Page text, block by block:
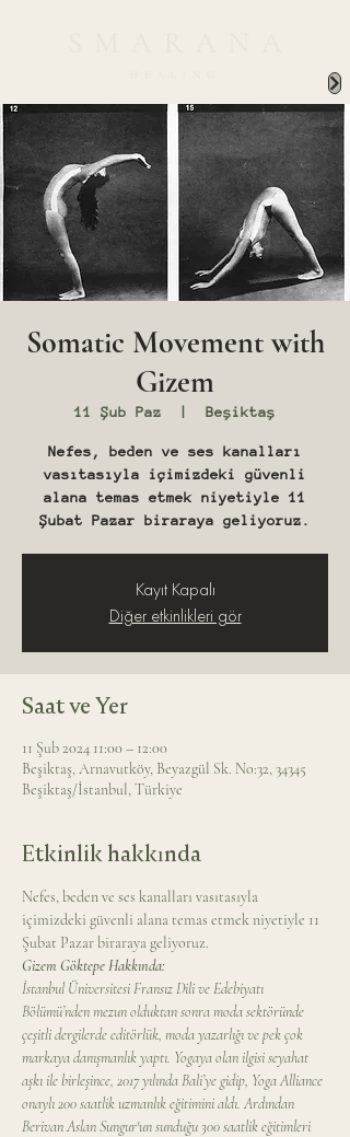
Somatic Movement with
Gizem
11 Şub Paz Beşiktaş
Nefes, beden ve ses kanalları
vasıtasıyla içimizdeki güvenli
alana temas etmek niyetiyle 11
Şubat Pazar biraraya geliyoruz.
Kayıt Kapalı
Diğer etkinlikleri gör
Saat ve Yer
11 Şub 2024 11:00 – 12:00
Beşiktaş, Arnavutköy, Beyazgül Sk. No:32, 34345
Beşiktaş/İstanbul, Türkiye
Etkinlik hakkında
Nefes, beden ve ses kanalları vasıtasıyla
içimizdeki güvenli alana temas etmek niyetiyle 11
Şubat Pazar biraraya geliyoruz.
Gizem Göktepe Hakkında:
İstanbul Üniversitesi Fransız Dili ve Edebiyatı
Bölümü’nden mezun olduktan sonra moda sektöründe
çeşitli dergilerde editörlük, moda yazarlığı ve pek çok
markaya danışmanlık yaptı. Yogaya olan ilgisi seyahat
aşkı ile birleşince, 2017 yılında Bali’ye gidip, Yoga Alliance
onaylı 200 saatlik uzmanlık eğitimini aldı. Ardından
Berivan Aslan Sungur'un sunduğu 300 saatlik eğitimleri